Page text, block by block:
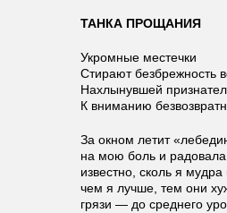
ТАНКА ПРОЩАНИЯ
Укромные местечки
Стирают безбрежность
Нахлынувшей
К вниманию
За окном летит
на мою боль и
известно, сколь я
чем я лучше, тем они
грязи — до среднего